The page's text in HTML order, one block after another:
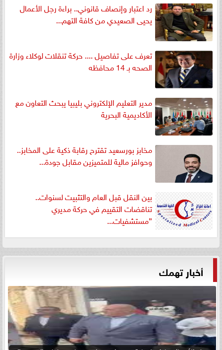
رد اعتبار وإنصاف قانوني.. براءة رجل الأعمال
يحيى الصعيدي من كافة التهم...
تعرف على تفاصيل .... حركة تنقلات لوكلاء وزارة
الصحه بـ 14 محافظه
مدير التعليم الإلكتروني بليبيا يبحث التعاون مع
الأكاديمية البحرية
مخابز بورسعيد تقترح رقابة ذكية على المخابز..
وحوافز مالية للمتميزين مقابل جودة...
بين النقل قبل العام والتثبيت لسنوات..
تناقضات التقييم في حركة مديري
”مستشفيات...
أخبار تهمك